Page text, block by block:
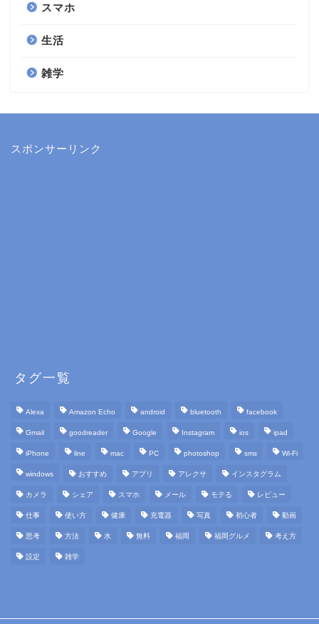
スマホ
生活
雑学
スポンサーリンク
タグ一覧
Alexa Amazon Echo android bluetooth facebook
Gmail goodreader Google Instagram ios ipad
iPhone line mac PC photoshop sms Wi-Fi
windows おすすめ アプリ アレクサ インスタグラム
カメラ シェア スマホ メール モテる レビュー
仕事 使い方 健康 充電器 写真 初心者 動画
思考 方法 水 無料 福岡 福岡グルメ 考え方
設定 雑学